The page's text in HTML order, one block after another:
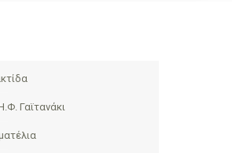
Γαϊτανάκι